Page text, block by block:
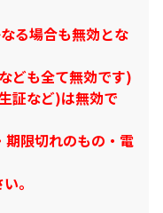
る場合も無効とな
ども全て無効です)
証など)は無効で
期限切れのもの・電
。